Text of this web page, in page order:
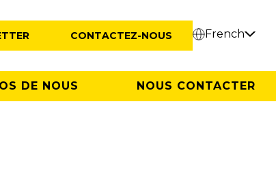
CONTACTEZ-NOUS French
DE NOUS NOUS CONTACTER